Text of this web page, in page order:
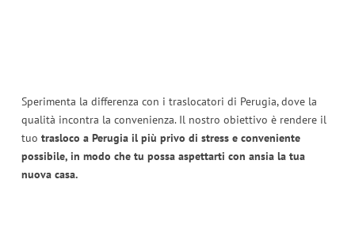
Sperimenta la differenza con i traslocatori di Perugia, dove la
qualità incontra la convenienza. Il nostro obiettivo è rendere il
tuo trasloco a Perugia il più privo di stress e conveniente
possibile, in modo che tu possa aspettarti con ansia la tua
nuova casa.